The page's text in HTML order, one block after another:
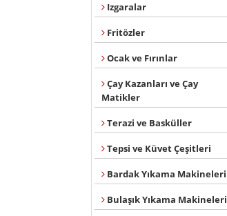
Izgaralar
Fritözler
Ocak ve Fırınlar
Çay Kazanları ve Çay
Matikler
Terazi ve Basküller
Tepsi ve Küvet Çeşitleri
Bardak Yıkama Makineleri
Bulaşık Yıkama Makineleri